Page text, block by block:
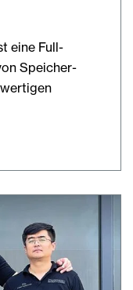
eine Full-
Speicher-